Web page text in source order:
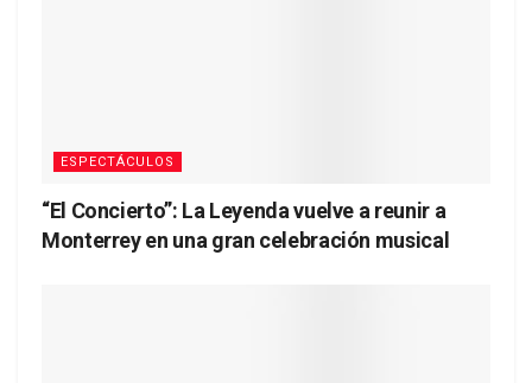
ESPECTÁCULOS
“El Concierto”: La Leyenda vuelve a reunir a
Monterrey en una gran celebración musical